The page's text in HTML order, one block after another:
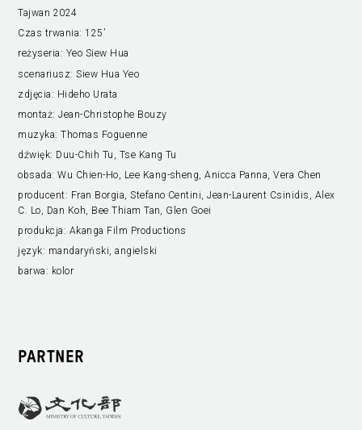
Tajwan 2024
Czas trwania: 125’
reżyseria: Yeo Siew Hua
scenariusz:Siew Hua Yeo
zdjęcia: Hideho Urata
montaż:Jean-Christophe Bouzy
muzyka:Thomas Foguenne
dźwięk: Duu-Chih Tu, Tse Kang Tu
obsada:Wu Chien-Ho, Lee Kang-sheng, Anicca Panna, Vera Chen
producent: Fran Borgia, Stefano Centini, Jean-Laurent Csinidis, Alex
C. Lo, Dan Koh, Bee Thiam Tan, Glen Goei
produkcja: Akanga Film Productions
język: mandaryński, angielski
barwa: kolor
PARTNER